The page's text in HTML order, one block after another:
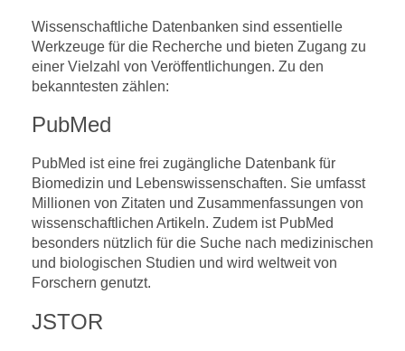
Wissenschaftliche Datenbanken sind essentielle
Werkzeuge für die Recherche und bieten Zugang zu
einer Vielzahl von Veröffentlichungen. Zu den
bekanntesten zählen:
PubMed
PubMed ist eine frei zugängliche Datenbank für
Biomedizin und Lebenswissenschaften. Sie umfasst
Millionen von Zitaten und Zusammenfassungen von
wissenschaftlichen Artikeln. Zudem ist PubMed
besonders nützlich für die Suche nach medizinischen
und biologischen Studien und wird weltweit von
Forschern genutzt.
JSTOR